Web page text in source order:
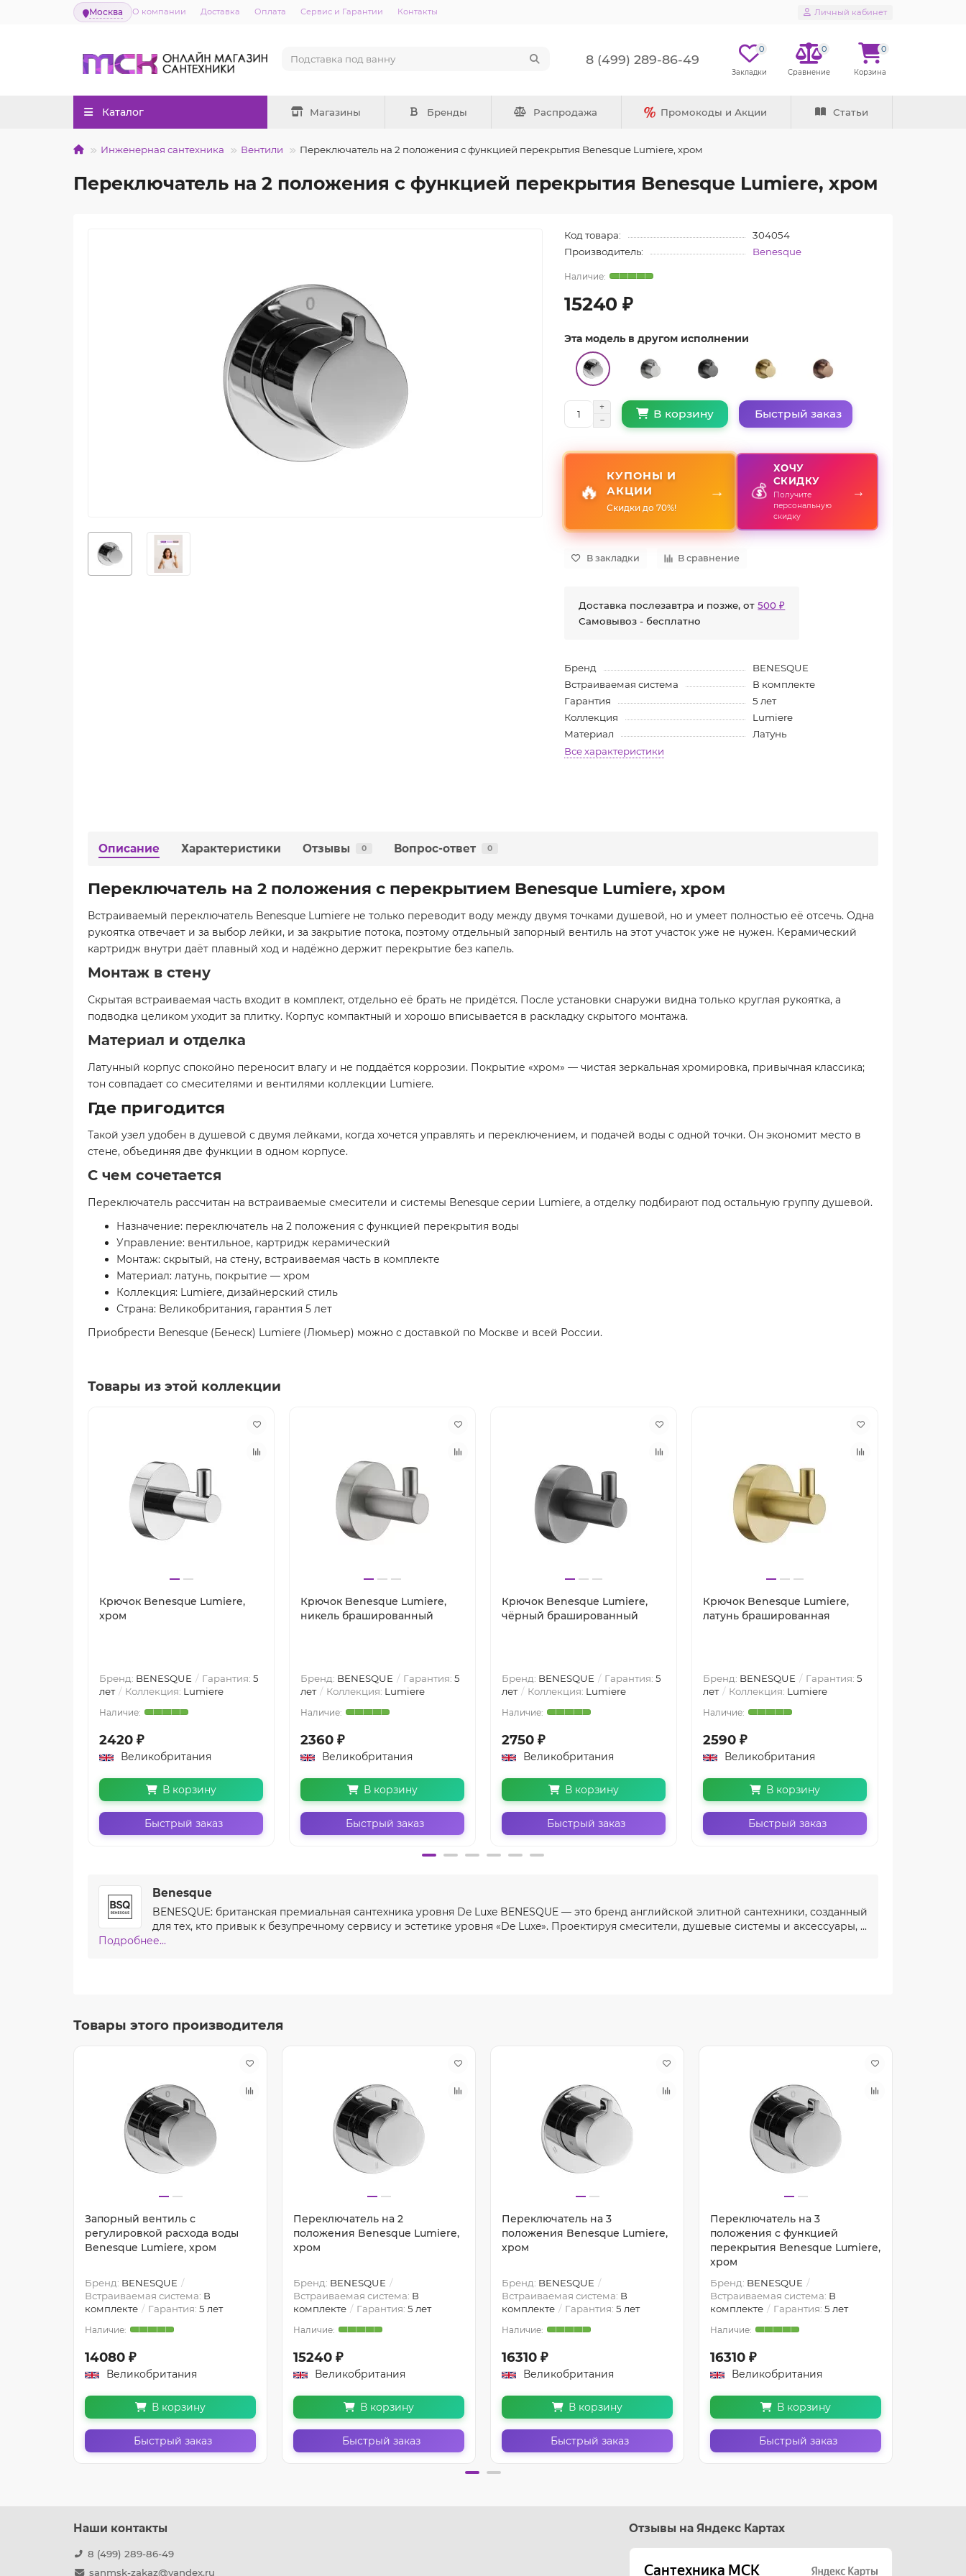
Москва О компании Доставка Оплата Сервис и Гарантии Контакты Личный кабинет
8 (499) 289-86-49
0 0 0
Каталог Магазины Бренды Распродажа Промокоды и Акции Статьи
Инженерная сантехника Вентили Переключатель на 2 положения с функцией перекрытия Benesque Lumiere, хром
Переключатель на 2 положения с функцией перекрытия Benesque Lumiere, хром
Код товара:
304054
Производитель:
Benesque
15240 ₽
Эта модель в другом исполнении
В корзину Быстрый заказ
🔥
КУПОНЫ И
АКЦИИ
Скидки до 70%!
→ 💰
ХОЧУ
СКИДКУ
Получите
персональную
скидку
→
В закладки В сравнение
Доставка послезавтра и позже, от500 ₽
Самовывоз - бесплатно
Бренд
BENESQUE
Встраиваемая система
В комплекте
Гарантия
5 лет
Коллекция
Lumiere
Материал
Латунь
Все характеристики
Описание Характеристики Отзывы 0 Вопрос-ответ 0
Переключатель на 2 положения с перекрытием Benesque Lumiere, хром
Встраиваемый переключатель Benesque Lumiere не только переводит воду между двумя точками душевой, но и умеет полностью её отсечь. Одна
рукоятка отвечает и за выбор лейки, и за закрытие потока, поэтому отдельный запорный вентиль на этот участок уже не нужен. Керамический
картридж внутри даёт плавный ход и надёжно держит перекрытие без капель.
Монтаж в стену
Скрытая встраиваемая часть входит в комплект, отдельно её брать не придётся. После установки снаружи видна только круглая рукоятка, а
подводка целиком уходит за плитку. Корпус компактный и хорошо вписывается в раскладку скрытого монтажа.
Материал и отделка
Латунный корпус спокойно переносит влагу и не поддаётся коррозии. Покрытие «хром» — чистая зеркальная хромировка, привычная классика;
тон совпадает со смесителями и вентилями коллекции Lumiere.
Где пригодится
Такой узел удобен в душевой с двумя лейками, когда хочется управлять и переключением, и подачей воды с одной точки. Он экономит место в
стене, объединяя две функции в одном корпусе.
С чем сочетается
Переключатель рассчитан на встраиваемые смесители и системы Benesque серии Lumiere, а отделку подбирают под остальную группу душевой.
Назначение: переключатель на 2 положения с функцией перекрытия воды
Управление: вентильное, картридж керамический
Монтаж: скрытый, на стену, встраиваемая часть в комплекте
Материал: латунь, покрытие — хром
Коллекция: Lumiere, дизайнерский стиль
Страна: Великобритания, гарантия 5 лет
Приобрести Benesque (Бенеск) Lumiere (Люмьер) можно с доставкой по Москве и всей России.
Товары из этой коллекции
Крючок Benesque Lumiere,
хром
Бренд: BENESQUE Гарантия: 5
лет
Коллекция: Lumiere
2420 ₽
Великобритания
В корзину
Быстрый заказ
Крючок Benesque Lumiere,
никель брашированный
Бренд: BENESQUE Гарантия: 5
лет
Коллекция: Lumiere
2360 ₽
Великобритания
В корзину
Быстрый заказ
Крючок Benesque Lumiere,
чёрный брашированный
Бренд: BENESQUE Гарантия: 5
лет
Коллекция: Lumiere
2750 ₽
Великобритания
В корзину
Быстрый заказ
Крючок Benesque Lumiere,
латунь брашированная
Бренд: BENESQUE Гарантия: 5
лет
Коллекция: Lumiere
2590 ₽
Великобритания
В корзину
Быстрый заказ
Benesque
BENESQUE: британская премиальная сантехника уровня De Luxe BENESQUE — это бренд английской элитной сантехники, созданный
для тех, кто привык к безупречному сервису и эстетике уровня «De Luxe». Проектируя смесители, душевые системы и аксессуары, ...
Подробнее...
Товары этого производителя
Запорный вентиль с
регулировкой расхода воды
Benesque Lumiere, хром
Бренд: BENESQUE
Встраиваемая система: В
комплекте
Гарантия: 5 лет
14080 ₽
Великобритания
В корзину
Быстрый заказ
Переключатель на 2
положения Benesque Lumiere,
хром
Бренд: BENESQUE
Встраиваемая система: В
комплекте
Гарантия: 5 лет
15240 ₽
Великобритания
В корзину
Быстрый заказ
Переключатель на 3
положения Benesque Lumiere,
хром
Бренд: BENESQUE
Встраиваемая система: В
комплекте
Гарантия: 5 лет
16310 ₽
Великобритания
В корзину
Быстрый заказ
Переключатель на 3
положения с функцией
перекрытия Benesque Lumiere,
хром
Бренд: BENESQUE
Встраиваемая система: В
комплекте
Гарантия: 5 лет
16310 ₽
Великобритания
В корзину
Быстрый заказ
Наши контакты
8 (499) 289-86-49
sanmsk-zakaz@yandex.ru
Отзывы на Яндекс Картах